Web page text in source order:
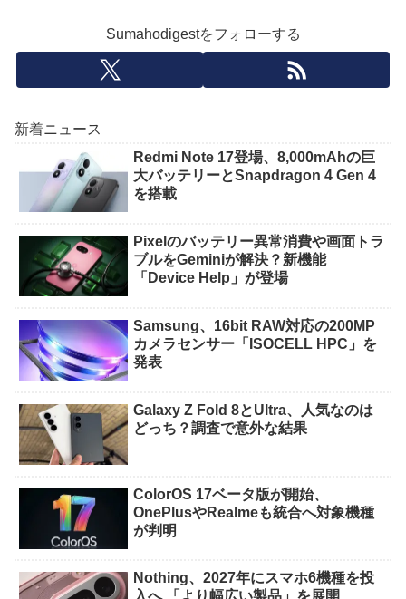
Sumahodigestをフォローする
新着ニュース
Redmi Note 17登場、8,000mAhの巨
大バッテリーとSnapdragon 4 Gen 4
を搭載
Pixelのバッテリー異常消費や画面トラ
ブルをGeminiが解決？新機能
「Device Help」が登場
Samsung、16bit RAW対応の200MP
カメラセンサー「ISOCELL HPC」を
発表
Galaxy Z Fold 8とUltra、人気なのは
どっち？調査で意外な結果
ColorOS 17ベータ版が開始、
OnePlusやRealmeも統合へ対象機種
が判明
Nothing、2027年にスマホ6機種を投